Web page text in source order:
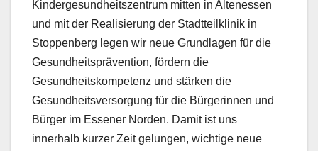
Kindergesundheitszentrum mitten in Altenessen
und mit der Realisierung der Stadtteilklinik in
Stoppenberg legen wir neue Grundlagen für die
Gesundheitsprävention, fördern die
Gesundheitskompetenz und stärken die
Gesundheitsversorgung für die Bürgerinnen und
Bürger im Essener Norden. Damit ist uns
innerhalb kurzer Zeit gelungen, wichtige neue